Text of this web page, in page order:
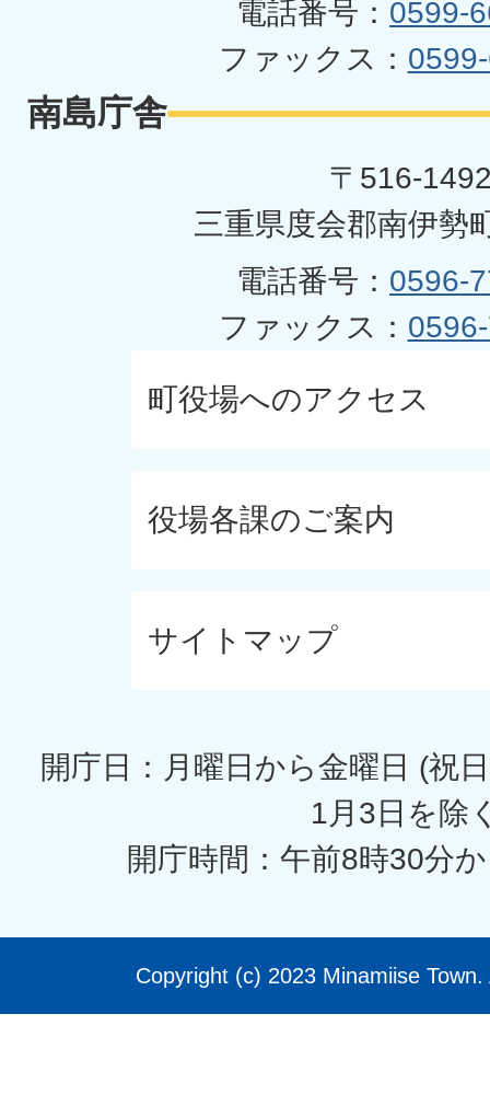
電話番号： 0599-
ファックス：
南島庁舎
〒516-
三重県度会郡南伊勢
電話番号： 0596-
ファックス：
町役場へのアクセス
役場各課のご案内
サイトマップ
開庁日：月曜日から金曜日 (祝
1月3日を除
開庁時間：午前8時30分
Copyright (c) 2023 Minamiise